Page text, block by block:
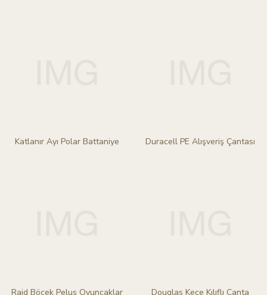
Katlanır Ayı Polar Battaniye Duracell PE Alışveriş Çantası
Raid Böcek Peluş Oyuncaklar
Douglas Keçe Kılıflı Çanta